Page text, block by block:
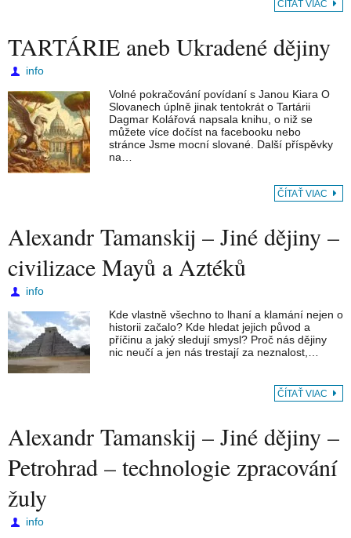
ČÍTAŤ VIAC
TARTÁRIE aneb Ukradené dějiny
info
Volné pokračování povídaní s Janou Kiara O
Slovanech úplně jinak tentokrát o Tartárii
Dagmar Kolářová napsala knihu, o niž se
můžete více dočíst na facebooku nebo
stránce Jsme mocní slované. Další příspěvky
na…
ČÍTAŤ VIAC
Alexandr Tamanskij – Jiné dějiny –
civilizace Mayů a Aztéků
info
Kde vlastně všechno to lhaní a klamání nejen o
historii začalo? Kde hledat jejich původ a
příčinu a jaký sledují smysl? Proč nás dějiny
nic neučí a jen nás trestají za neznalost,…
ČÍTAŤ VIAC
Alexandr Tamanskij – Jiné dějiny –
Petrohrad – technologie zpracování
žuly
info